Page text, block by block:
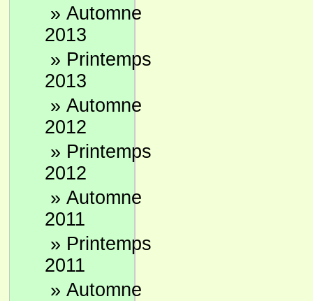
» Automne
2013
» Printemps
2013
» Automne
2012
» Printemps
2012
» Automne
2011
» Printemps
2011
» Automne